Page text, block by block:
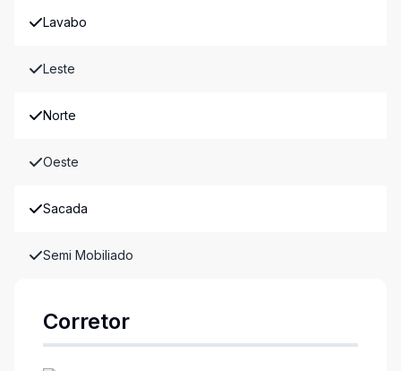
Lavabo
Leste
Norte
Oeste
Sacada
Semi Mobiliado
Corretor